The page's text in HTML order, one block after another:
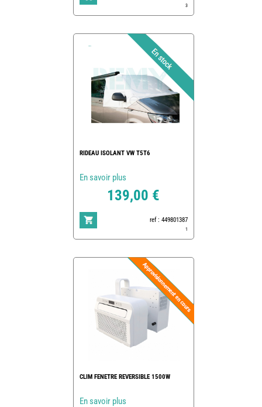
3
RIDEAU ISOLANT VW T5T6
En savoir plus
139,00 €
ref : 449801387
1
CLIM FENETRE REVERSIBLE 1500W
En savoir plus